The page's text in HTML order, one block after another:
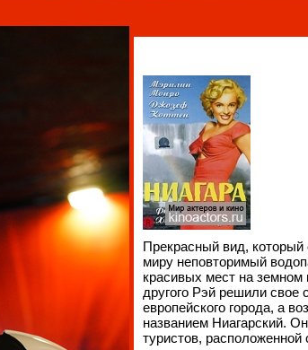
Прекрасный вид, который
миру неповторимый
красивых мест на
другого Рэй решили свое
европейского города, а
названием Ниагарский.
туристов, расположенной